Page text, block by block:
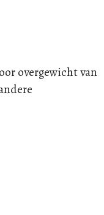
overgewicht van